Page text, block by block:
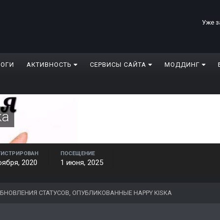
Уже
АКТИВНОСТЬ СЕРВИСЫ САЙТА МОДДИНГ
2020
ПОСЕЩЕНИЕ
1 июня, 2025
СТАТУСОВ, ОПУБЛИКОВАННЫЕ HAPPY KISKA